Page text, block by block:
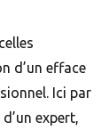
d’un efface
Ici par
expert,